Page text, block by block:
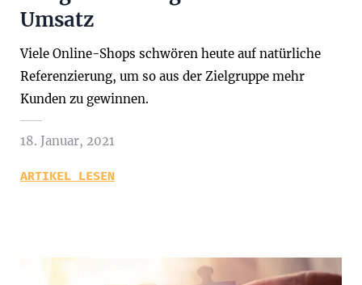
Umsatz
Viele Online-Shops schwören heute auf natürliche
Referenzierung, um so aus der Zielgruppe mehr
Kunden zu gewinnen.
18. Januar, 2021
ARTIKEL LESEN